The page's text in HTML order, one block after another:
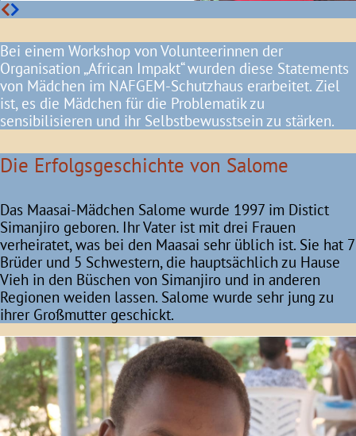
Bei einem Workshop von Volunteerinnen der
Organisation „African Impakt“ wurden diese Statements
von Mädchen im NAFGEM-Schutzhaus erarbeitet. Ziel
ist, es die Mädchen für die Problematik zu
sensibilisieren und ihr Selbstbewusstsein zu stärken.
Die Erfolgsgeschichte von Salome
Das Maasai-Mädchen Salome wurde 1997 im Distict
Simanjiro geboren. Ihr Vater ist mit drei Frauen
verheiratet, was bei den Maasai sehr üblich ist. Sie hat 7
Brüder und 5 Schwestern, die hauptsächlich zu Hause
Vieh in den Büschen von Simanjiro und in anderen
Regionen weiden lassen. Salome wurde sehr jung zu
ihrer Großmutter geschickt.